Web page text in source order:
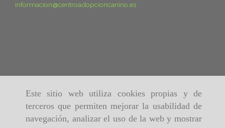
Este sitio web utiliza cookies propias y de
terceros que permiten mejorar la usabilidad de
navegación, analizar el uso de la web y mostrar
informacion
centroadopcioncanino.es